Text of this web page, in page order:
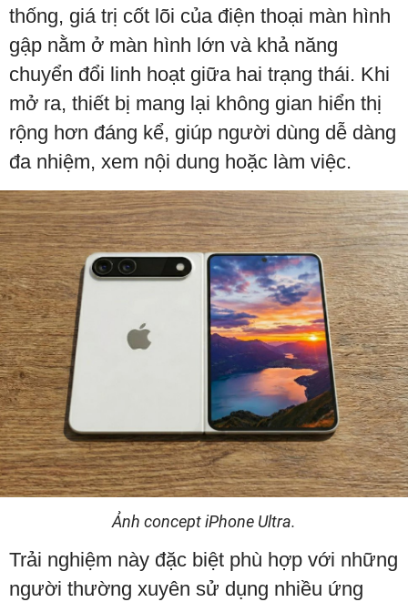
thống, giá trị cốt lõi của điện thoại màn hình
gập nằm ở màn hình lớn và khả năng
chuyển đổi linh hoạt giữa hai trạng thái. Khi
mở ra, thiết bị mang lại không gian hiển thị
rộng hơn đáng kể, giúp người dùng dễ dàng
đa nhiệm, xem nội dung hoặc làm việc.
Ảnh concept iPhone Ultra.
Trải nghiệm này đặc biệt phù hợp với những
người thường xuyên sử dụng nhiều ứng